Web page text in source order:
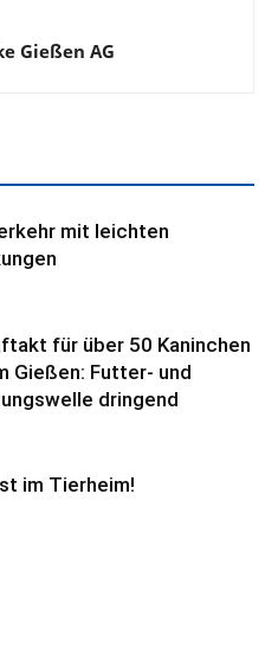
Gießen AG
mit leichten
für über 50 Kaninchen
Gießen: Futter- und
dringend
im Tierheim!